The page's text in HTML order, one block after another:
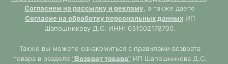
Согласием на рассылку и рекламу , а также даете
Согласие на обработку персональных данныхИП
Шапошникову Д.С. ИНН: 631502178700.
Также вы можете ознакомиться с правилами возврата
товара в разделе "Возврат товара"ИП Шапошникова Д.С.